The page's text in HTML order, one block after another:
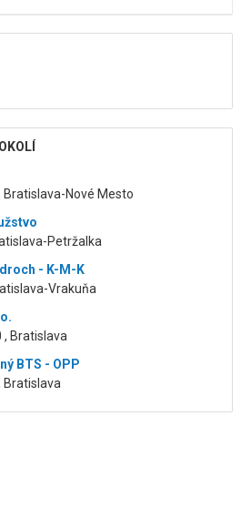
Bratislava-Nové Mesto
Petržalka
- K-M-K
Vrakuňa
, Bratislava
BTS - OPP
Bratislava